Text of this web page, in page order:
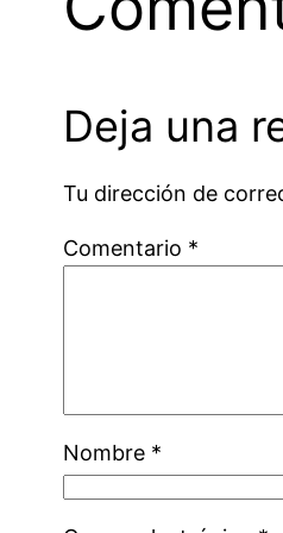
Deja una
Tu dirección de
Comentario *
Nombre *